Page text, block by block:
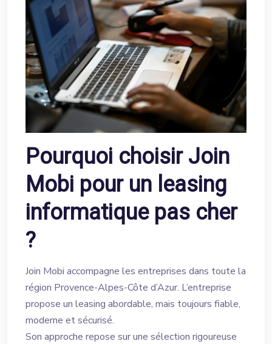
Pourquoi choisir Join
Mobi pour un leasing
informatique pas cher
?
Join Mobi accompagne les entreprises dans toute la
région Provence-Alpes-Côte d’Azur. L’entreprise
propose un leasing abordable, mais toujours fiable,
moderne et sécurisé.
Son approche repose sur une sélection rigoureuse